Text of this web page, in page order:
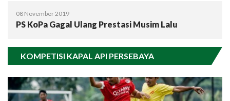
08 November 2019
PS KoPa Gagal Ulang Prestasi Musim Lalu
KOMPETISI KAPAL API PERSEBAYA